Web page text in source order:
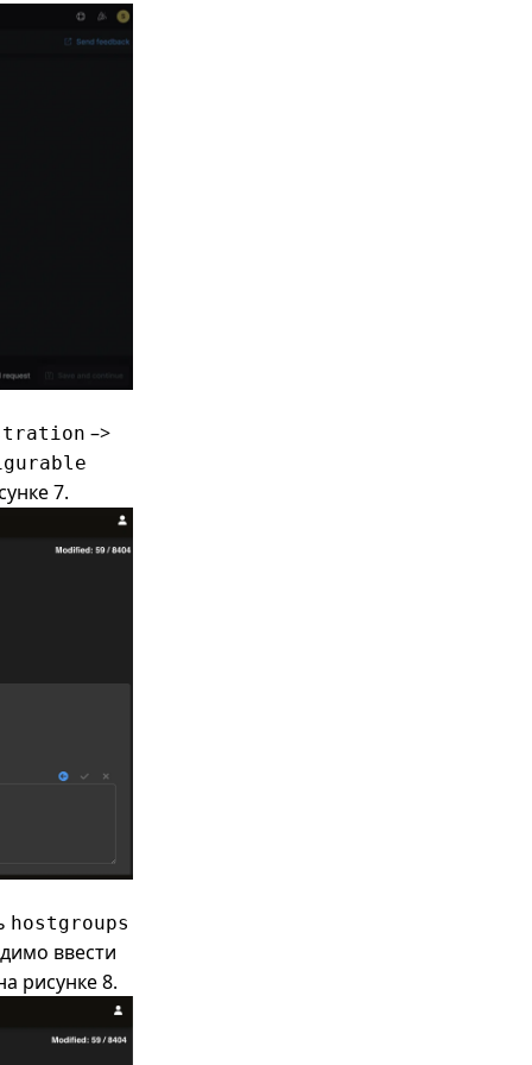
–>
7.
hostgroups
ввести
рисунке 8.